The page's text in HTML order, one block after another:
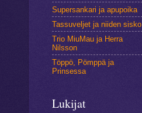
Supersankari ja apupoika
Tassuveljet ja niiden sisko
Trio MiuMau ja Herra
Nilsson
Töppö, Pömppä ja
Prinsessa
Lukijat